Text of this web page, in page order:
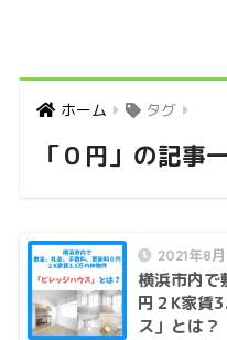
ホーム タグ
「０円」の記事
2021年8
横浜市内で
円２K家賃
ス」とは？